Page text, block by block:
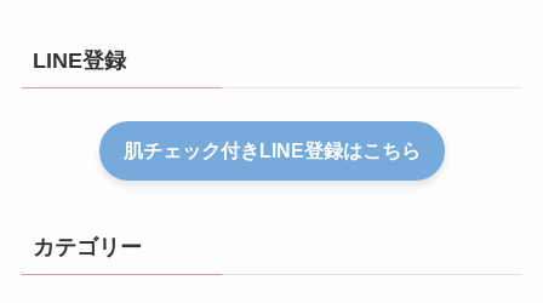
LINE登録
肌チェック付きLINE登録はこちら
カテゴリー